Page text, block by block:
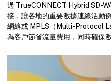
過 TrueCONNECT Hybrid SD-
接，讓各地的重要數據連線活動
網絡或 MPLS（Multi-Protocol
為客戶節省流量費用，同時確保